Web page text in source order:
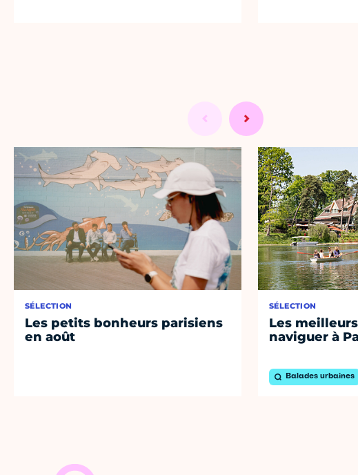
SÉLECTION
Les petits bonheurs parisiens
en août
SÉLECTION
Les
naviguer à
Balades urbaines